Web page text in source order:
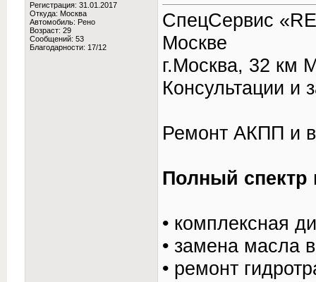
Регистрация: 31.01.2017
Откуда: Москва
Автомобиль: Рено
Возраст: 29
Сообщений: 53
Благодарности: 17/12
СпецСервис
Москве
г.Москва, 32 км
Консультации и
Ремонт АКПП и
Полный
• комплексная
• замена масла
• ремонт